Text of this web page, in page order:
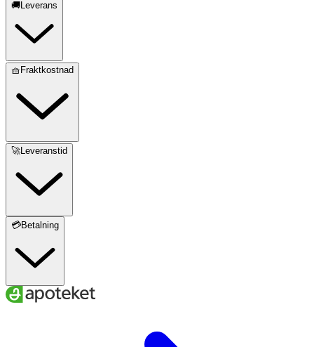
🚚Leverans
🧺Fraktkostnad
🚀Leveranstid
💳Betalning